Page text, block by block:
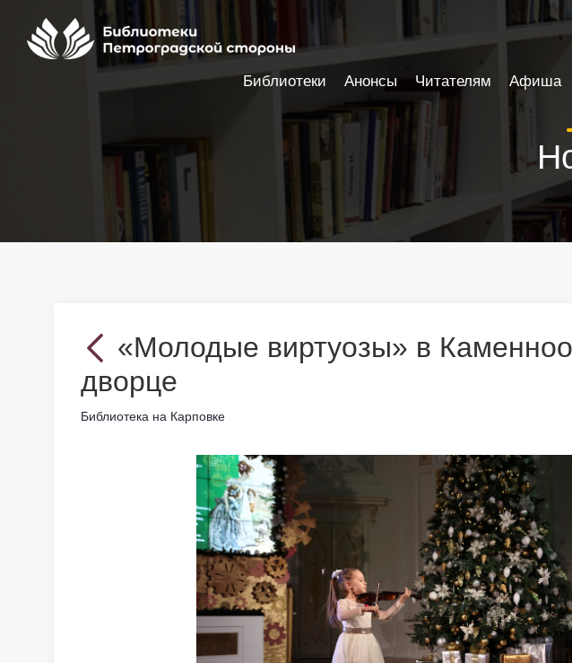
«Молодые виртуозы» в
дворце
Библиотека на Карповке
Библиотеки Анонсы Читателям Афиша
Настройки доступности